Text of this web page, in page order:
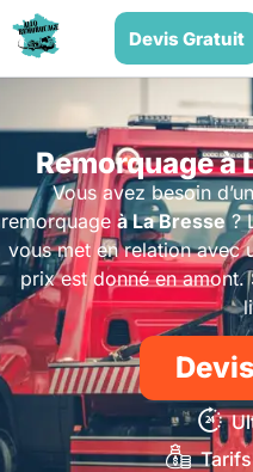
Devis Gratuit
Remorquage à
Vous avez besoin
remorquage à La Bresse?
vous met en relation avec
prix est donné en